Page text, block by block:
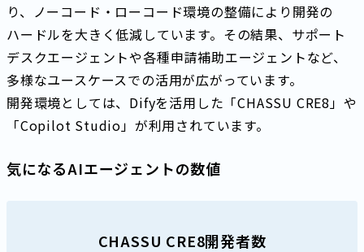
り、ノーコード・ローコード環境の整備により開発の
ハードルを大きく低減しています。その結果、サポート
デスクエージェントや各種申請補助エージェントなど、
多様なユースケースでの活用が広がっています。
開発環境としては、Difyを活用した「CHASSU CRE8」や
「Copilot Studio」が利用されています。
気になるAIエージェントの数値
CHASSU CRE8開発者数